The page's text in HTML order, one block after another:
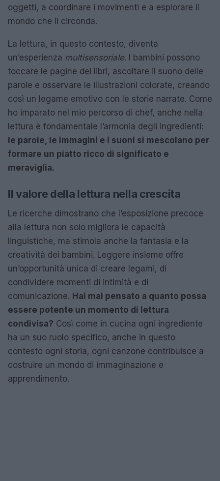
oggetti, a coordinare i movimenti e a esplorare il
mondo che li circonda.
La lettura, in questo contesto, diventa
un’esperienza multisensoriale. I bambini possono
toccare le pagine dei libri, ascoltare il suono delle
parole e osservare le illustrazioni colorate, creando
così un legame emotivo con le storie narrate. Come
ho imparato nel mio percorso di chef, anche nella
lettura è fondamentale l’armonia degli ingredienti:
le parole, le immagini e i suoni si mescolano per
formare un piatto ricco di significato e
meraviglia.
Il valore della lettura nella crescita
Le ricerche dimostrano che l’esposizione precoce
alla lettura non solo migliora le capacità
linguistiche, ma stimola anche la fantasia e la
creatività dei bambini. Leggere insieme offre
un’opportunità unica di creare legami, di
condividere momenti di intimità e di
comunicazione. Hai mai pensato a quanto possa
essere potente un momento di lettura
condivisa? Così come in cucina ogni ingrediente
ha un suo ruolo specifico, anche in questo
contesto ogni storia, ogni canzone contribuisce a
costruire un mondo di immaginazione e
apprendimento.